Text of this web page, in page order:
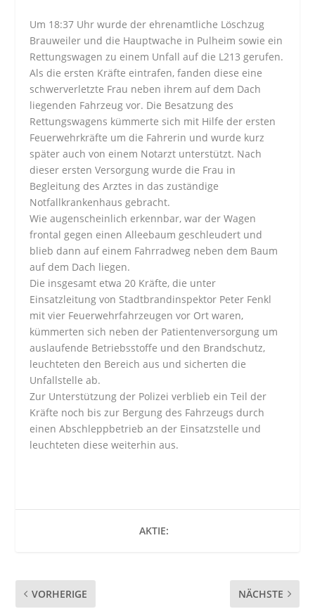
Um 18:37 Uhr wurde der ehrenamtliche Löschzug
Brauweiler und die Hauptwache in Pulheim sowie ein
Rettungswagen zu einem Unfall auf die L213 gerufen.
Als die ersten Kräfte eintrafen, fanden diese eine
schwerverletzte Frau neben ihrem auf dem Dach
liegenden Fahrzeug vor. Die Besatzung des
Rettungswagens kümmerte sich mit Hilfe der ersten
Feuerwehrkräfte um die Fahrerin und wurde kurz
später auch von einem Notarzt unterstützt. Nach
dieser ersten Versorgung wurde die Frau in
Begleitung des Arztes in das zuständige
Notfallkrankenhaus gebracht.
Wie augenscheinlich erkennbar, war der Wagen
frontal gegen einen Alleebaum geschleudert und
blieb dann auf einem Fahrradweg neben dem Baum
auf dem Dach liegen.
Die insgesamt etwa 20 Kräfte, die unter
Einsatzleitung von Stadtbrandinspektor Peter Fenkl
mit vier Feuerwehrfahrzeugen vor Ort waren,
kümmerten sich neben der Patientenversorgung um
auslaufende Betriebsstoffe und den Brandschutz,
leuchteten den Bereich aus und sicherten die
Unfallstelle ab.
Zur Unterstützung der Polizei verblieb ein Teil der
Kräfte noch bis zur Bergung des Fahrzeugs durch
einen Abschleppbetrieb an der Einsatzstelle und
leuchteten diese weiterhin aus.
AKTIE:
VORHERIGE NÄCHSTE